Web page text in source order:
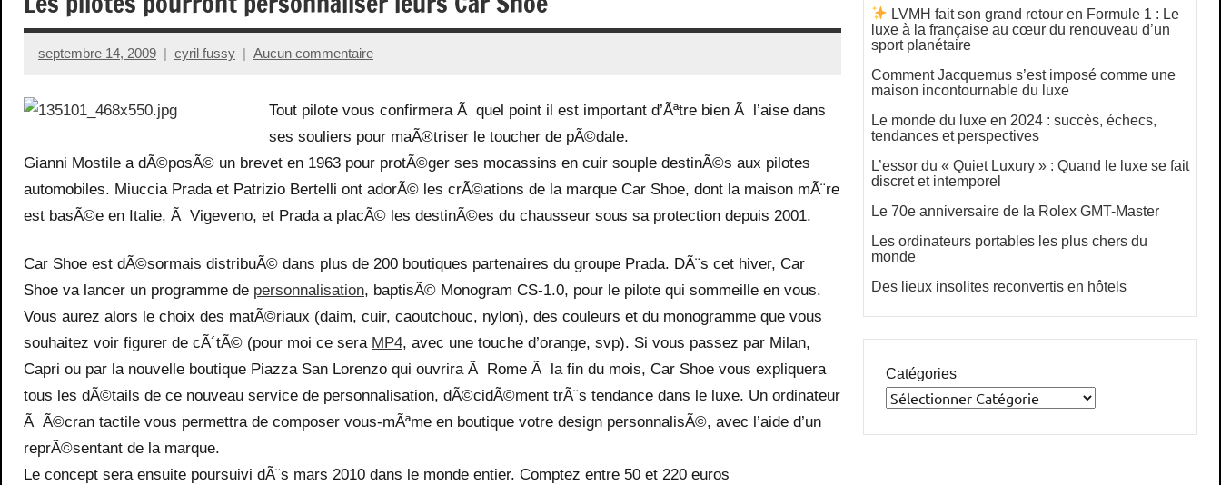
septembre 14, 2009 cyril fussy Aucun commentaire
Tout pilote vous confirmera Ã quel point il est important d’Ãªtre bien Ã l’aise dans
ses souliers pour maÃ®triser le toucher de pÃ©dale.
Gianni Mostile a dÃ©posÃ© un brevet en 1963 pour protÃ©ger ses mocassins en cuir souple destinÃ©s aux pilotes
automobiles. Miuccia Prada et Patrizio Bertelli ont adorÃ© les crÃ©ations de la marque Car Shoe, dont la maison mÃ¨re
est basÃ©e en Italie, Ã Vigeveno, et Prada a placÃ© les destinÃ©es du chausseur sous sa protection depuis 2001.
Car Shoe est dÃ©sormais distribuÃ© dans plus de 200 boutiques partenaires du groupe Prada. DÃ¨s cet hiver, Car
Shoe va lancer un programme de personnalisation, baptisÃ© Monogram CS-1.0, pour le pilote qui sommeille en vous.
Vous aurez alors le choix des matÃ©riaux (daim, cuir, caoutchouc, nylon), des couleurs et du monogramme que vous
souhaitez voir figurer de cÃ´tÃ© (pour moi ce sera MP4, avec une touche d’orange, svp). Si vous passez par Milan,
Capri ou par la nouvelle boutique Piazza San Lorenzo qui ouvrira Ã Rome Ã la fin du mois, Car Shoe vous expliquera
tous les dÃ©tails de ce nouveau service de personnalisation, dÃ©cidÃ©ment trÃ¨s tendance dans le luxe. Un ordinateur
Ã Ã©cran tactile vous permettra de composer vous-mÃªme en boutique votre design personnalisÃ©, avec l’aide d’un
reprÃ©sentant de la marque.
Le concept sera ensuite poursuivi dÃ¨s mars 2010 dans le monde entier. Comptez entre 50 et 220 euros
LVMH fait son grand retour en Formule 1 : Le
luxe à la française au cœur du renouveau d’un
sport planétaire
Comment Jacquemus s’est imposé comme une
maison incontournable du luxe
Le monde du luxe en 2024 : succès, échecs,
tendances et perspectives
L’essor du « Quiet Luxury » : Quand le luxe se fait
discret et intemporel
Le 70e anniversaire de la Rolex GMT-Master
Les ordinateurs portables les plus chers du
monde
Des lieux insolites reconvertis en hôtels
Catégories